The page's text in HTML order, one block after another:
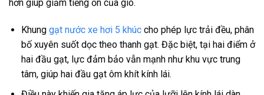
hơn giúp giảm tiếng ồn của gió.
Khung gạt nước xe hơi 5 khúccho phép lực trải đều, phân
bố xuyên suốt dọc theo thanh gạt. Đặc biệt, tại hai điểm ở
hai đầu gạt, lực đảm bảo vẫn mạnh như khu vực trung
tâm, giúp hai đầu gạt ôm khít kính lái.